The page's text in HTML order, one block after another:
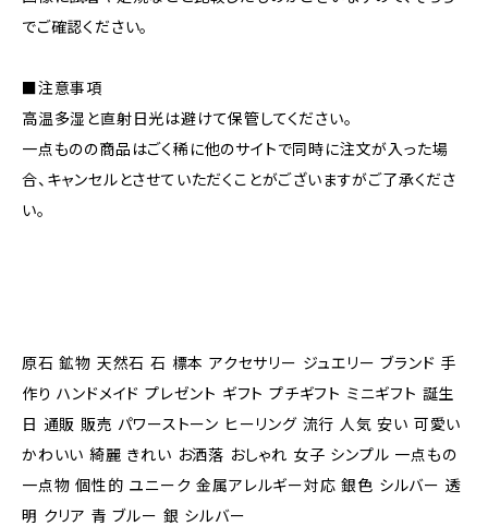
でご確認ください。
■注意事項
高温多湿と直射日光は避けて保管してください。
一点ものの商品はごく稀に他のサイトで同時に注文が入った場
合、キャンセルとさせていただくことがございますがご了承くださ
い。
原石 鉱物 天然石 石 標本 アクセサリー ジュエリー ブランド 手
作り ハンドメイド プレゼント ギフト プチギフト ミニギフト 誕生
日 通販 販売 パワーストーン ヒーリング 流行 人気 安い 可愛い
かわいい 綺麗 きれい お洒落 おしゃれ 女子 シンプル 一点もの
一点物 個性的 ユニーク 金属アレルギー対応 銀色 シルバー 透
明 クリア 青 ブルー 銀 シルバー